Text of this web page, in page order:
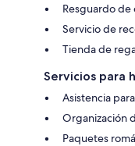
Resguardo
Servicio de
Tienda de
Servicios para
Asistencia
Organización
Paquetes